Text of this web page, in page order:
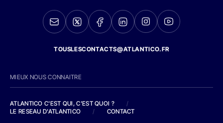
TOUSLESCONTACTS@ATLANTICO.FR
MIEUX NOUS CONNAITRE
ATLANTICO C'EST QUI, C'EST QUOI ?
/
LE RESEAU D'ATLANTICO
/ CONTACT